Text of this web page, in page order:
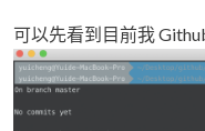
可以先看到目前我